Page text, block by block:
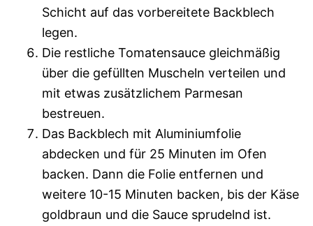
Schicht auf das vorbereitete Backblech
legen.
Die restliche Tomatensauce gleichmäßig
über die gefüllten Muscheln verteilen und
mit etwas zusätzlichem Parmesan
bestreuen.
Das Backblech mit Aluminiumfolie
abdecken und für 25 Minuten im Ofen
backen. Dann die Folie entfernen und
weitere 10-15 Minuten backen, bis der Käse
goldbraun und die Sauce sprudelnd ist.